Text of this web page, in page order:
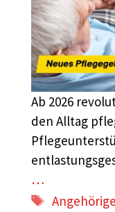
Ab 2026
den Alltag
…
Angehörige